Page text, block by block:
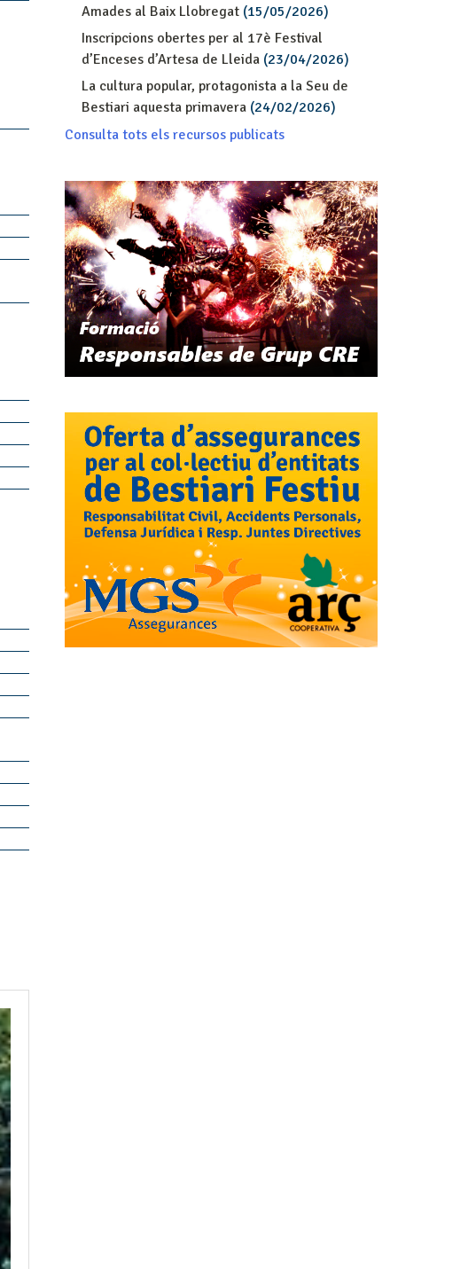
Amades al Baix Llobregat(15/05/2026)
Inscripcions obertes per al 17è Festival
d’Enceses d’Artesa de Lleida(23/04/2026)
La cultura popular, protagonista a la Seu de
Bestiari aquesta primavera(24/02/2026)
Consulta tots els recursos publicats